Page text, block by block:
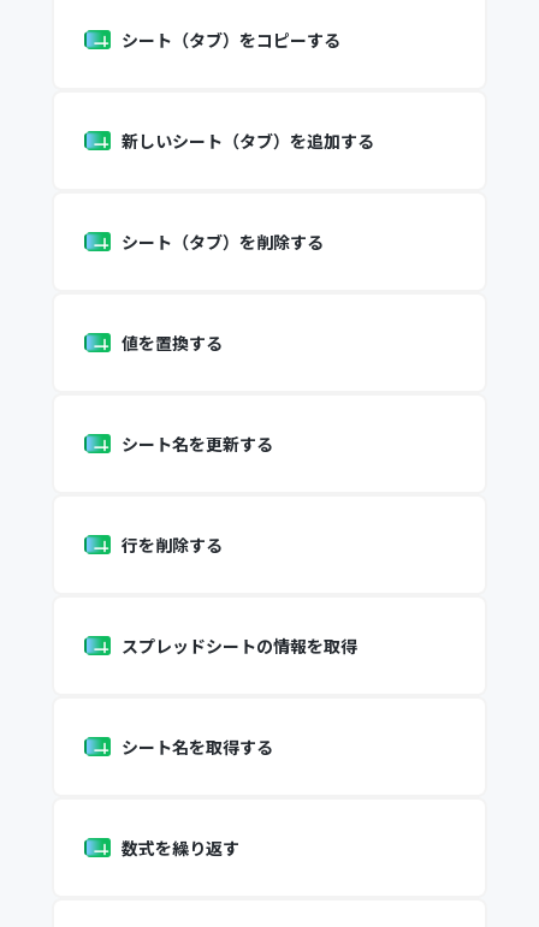
シート（タブ）をコピーする
新しいシート（タブ）を追加する
シート（タブ）を削除する
値を置換する
シート名を更新する
行を削除する
スプレッドシートの情報を取得
シート名を取得する
数式を繰り返す